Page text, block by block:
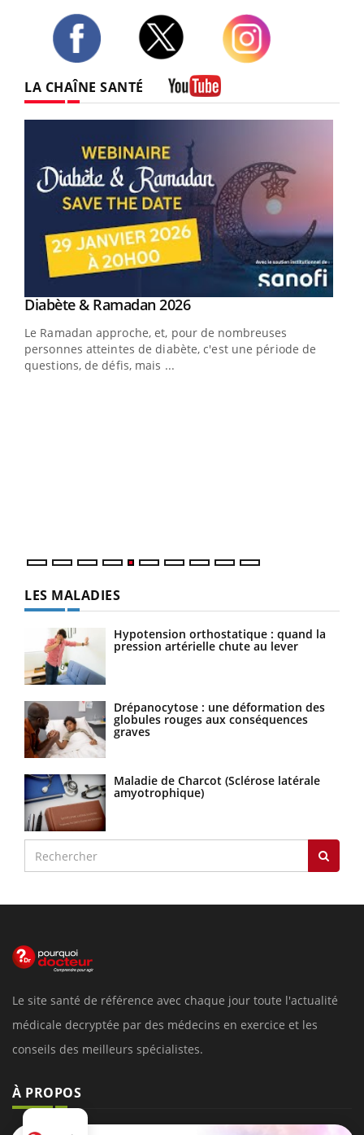
LA CHAÎNE SANTÉ
Youtube
Diabète & Ramadan 2026Youtube
Le Ramadan approche, et, pour de nombreuses
personnes atteintes de diabète, c'est une période de
questions, de défis, mais ...
LES MALADIES
Hypotension orthostatique : quand la
pression artérielle chute au lever
Drépanocytose : une déformation des
globules rouges aux conséquences
graves
Maladie de Charcot (Sclérose latérale
amyotrophique)
Le site santé de référence avec chaque jour toute l'actualité
médicale decryptée par des médecins en exercice et les
conseils des meilleurs spécialistes.
À PROPOS